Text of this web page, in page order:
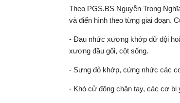
Theo PGS.BS Nguyễn Trọng
và điển hình theo từng giai đoạn.
- Đau nhức xương khớp dữ dội
xương đầu gối, cột sống.
- Sưng đỏ khớp, cứng nhức các
- Khó cử động chân tay, các cơ bị